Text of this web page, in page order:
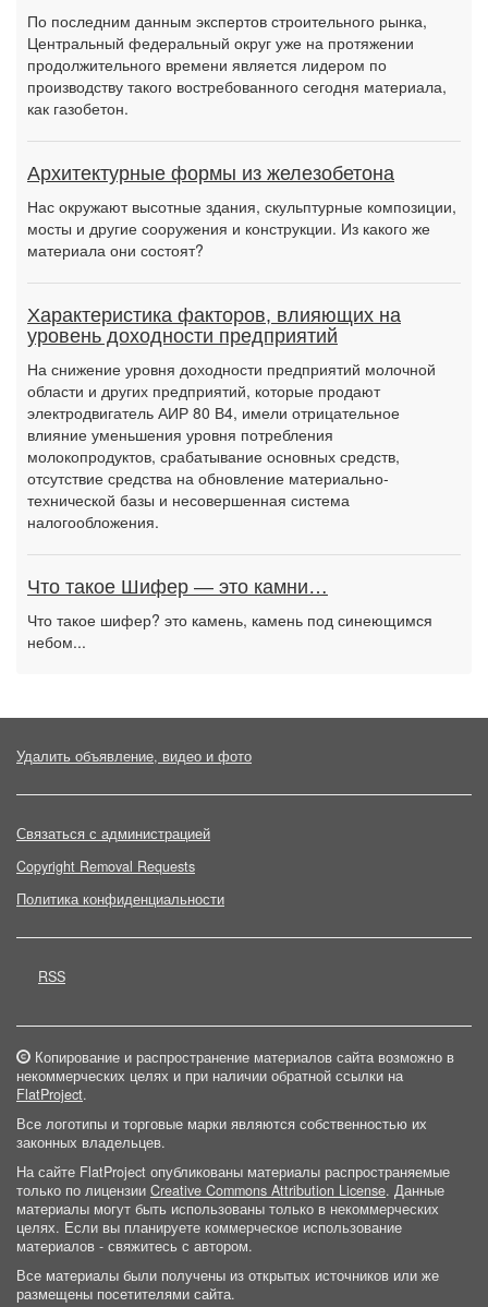
По последним данным экспертов строительного рынка,
Центральный федеральный округ уже на протяжении
продолжительного времени является лидером по
производству такого востребованного сегодня материала,
как газобетон.
Архитектурные формы из железобетона
Нас окружают высотные здания, скульптурные композиции,
мосты и другие сооружения и конструкции. Из какого же
материала они состоят?
Характеристика факторов, влияющих на
уровень доходности предприятий
На снижение уровня доходности предприятий молочной
области и других предприятий, которые продают
электродвигатель АИР 80 В4, имели отрицательное
влияние уменьшения уровня потребления
молокопродуктов, срабатывание основных средств,
отсутствие средства на обновление материально-
технической базы и несовершенная система
налогообложения.
Что такое Шифер — это камни…
Что такое шифер? это камень, камень под синеющимся
небом...
Удалить объявление, видео и фото
Связаться с администрацией
Copyright Removal Requests
Политика конфиденциальности
RSS
Копирование и распространение материалов сайта возможно в
некоммерческих целях и при наличии обратной ссылки на
FlatProject.
Все логотипы и торговые марки являются собственностью их
законных владельцев.
На сайте FlatProject опубликованы материалы распространяемые
только по лицензии Creative Commons Attribution License. Данные
материалы могут быть использованы только в некоммерческих
целях. Если вы планируете коммерческое использование
материалов - свяжитесь с автором.
Все материалы были получены из открытых источников или же
размещены посетителями сайта.